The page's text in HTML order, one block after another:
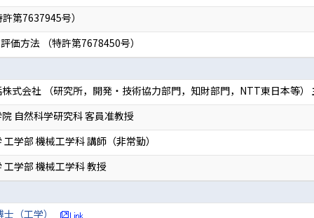
第7637945号）
価方法 （特許第7678450号）
式会社 （研究所，開発・技術協力部門，知財部門，NTT東日本等
自然科学研究科 客員准教授
学部 機械工学科 講師（非常勤）
工学部 機械工学科 教授
（工学）